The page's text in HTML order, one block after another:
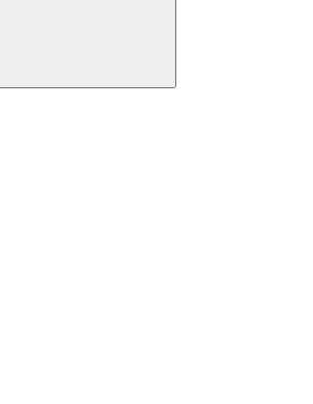
Compartilhar